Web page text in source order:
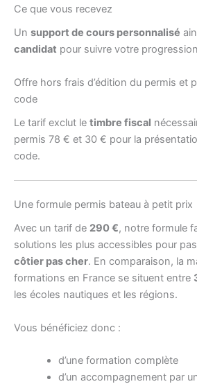
Ce que vous recevez
Un support de cours personnalisé
candidat pour suivre votre
Offre hors frais d’édition du permis et
code
Le tarif exclut le timbre fiscal
permis 78 € et 30 € pour la
code.
Une formule permis bateau à petit prix
Avec un tarif de 290 €, notre formule
solutions les plus accessibles pour
côtier pas cher. En comparaison, la
formations en France se situent entre
les écoles nautiques et les régions.
Vous bénéficiez donc :
d’une formation complète
d’un accompagnement par